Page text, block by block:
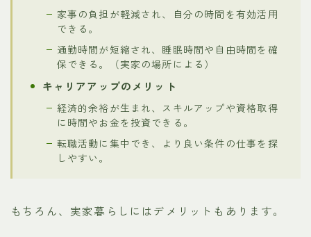
家事の負担が軽減され、自分の時間を有効活用
できる。
通勤時間が短縮され、睡眠時間や自由時間を確
保できる。（実家の場所による）
キャリアアップのメリット
経済的余裕が生まれ、スキルアップや資格取得
に時間やお金を投資できる。
転職活動に集中でき、より良い条件の仕事を探
しやすい。
もちろん、実家暮らしにはデメリットもあります。